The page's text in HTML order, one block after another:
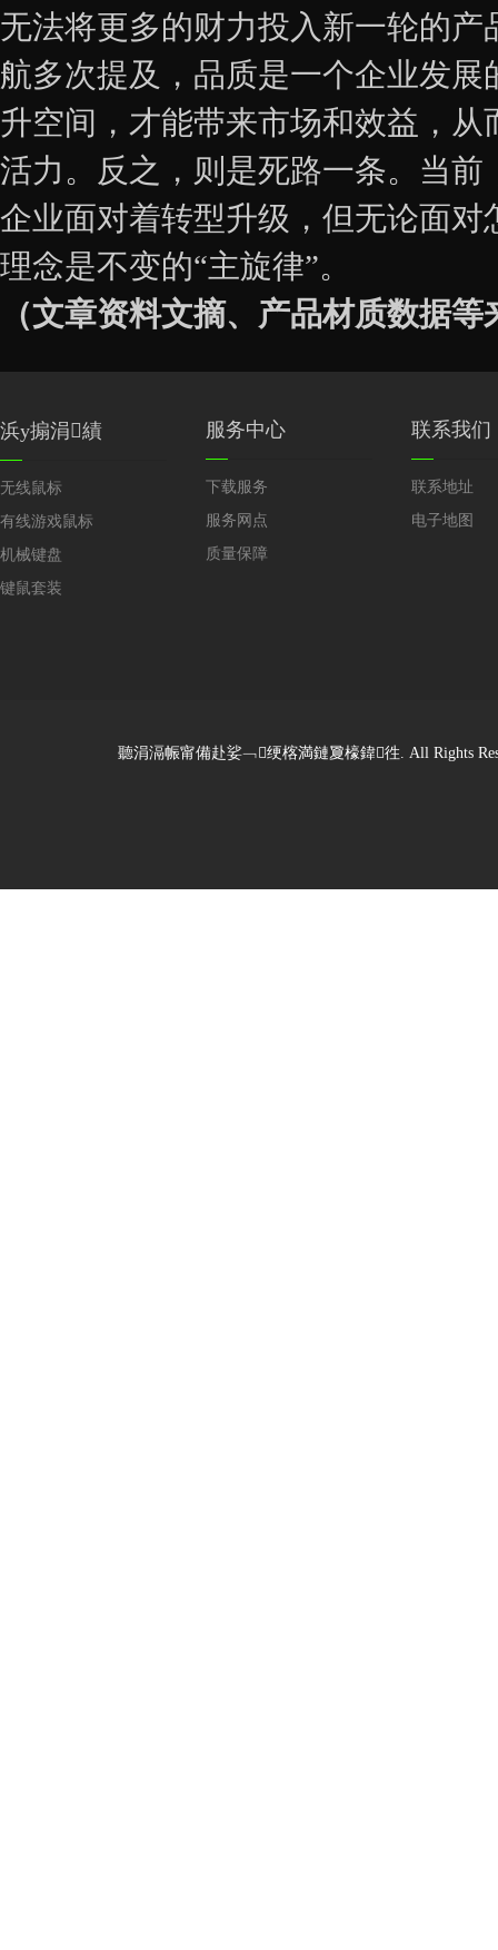
无法将更多的财力投入新一轮的
航多次提及，品质是一个企业发
升空间，才能带来市场和效益，
活力。反之，则是死路一条。当
企业面对着转型升级，但无论面对
理念是不变的“主旋律”。
（文章资料文摘、产品材质数据
浜у搧涓績
无线鼠标
有线游戏鼠标
机械键盘
键鼠套装
服务中心
下载服务
服务网点
质量保障
联系我们
联系地址
电子地图
聽涓滆帪甯備赴娑﹁绠楁満鏈夐檺鍏徃. All Rights